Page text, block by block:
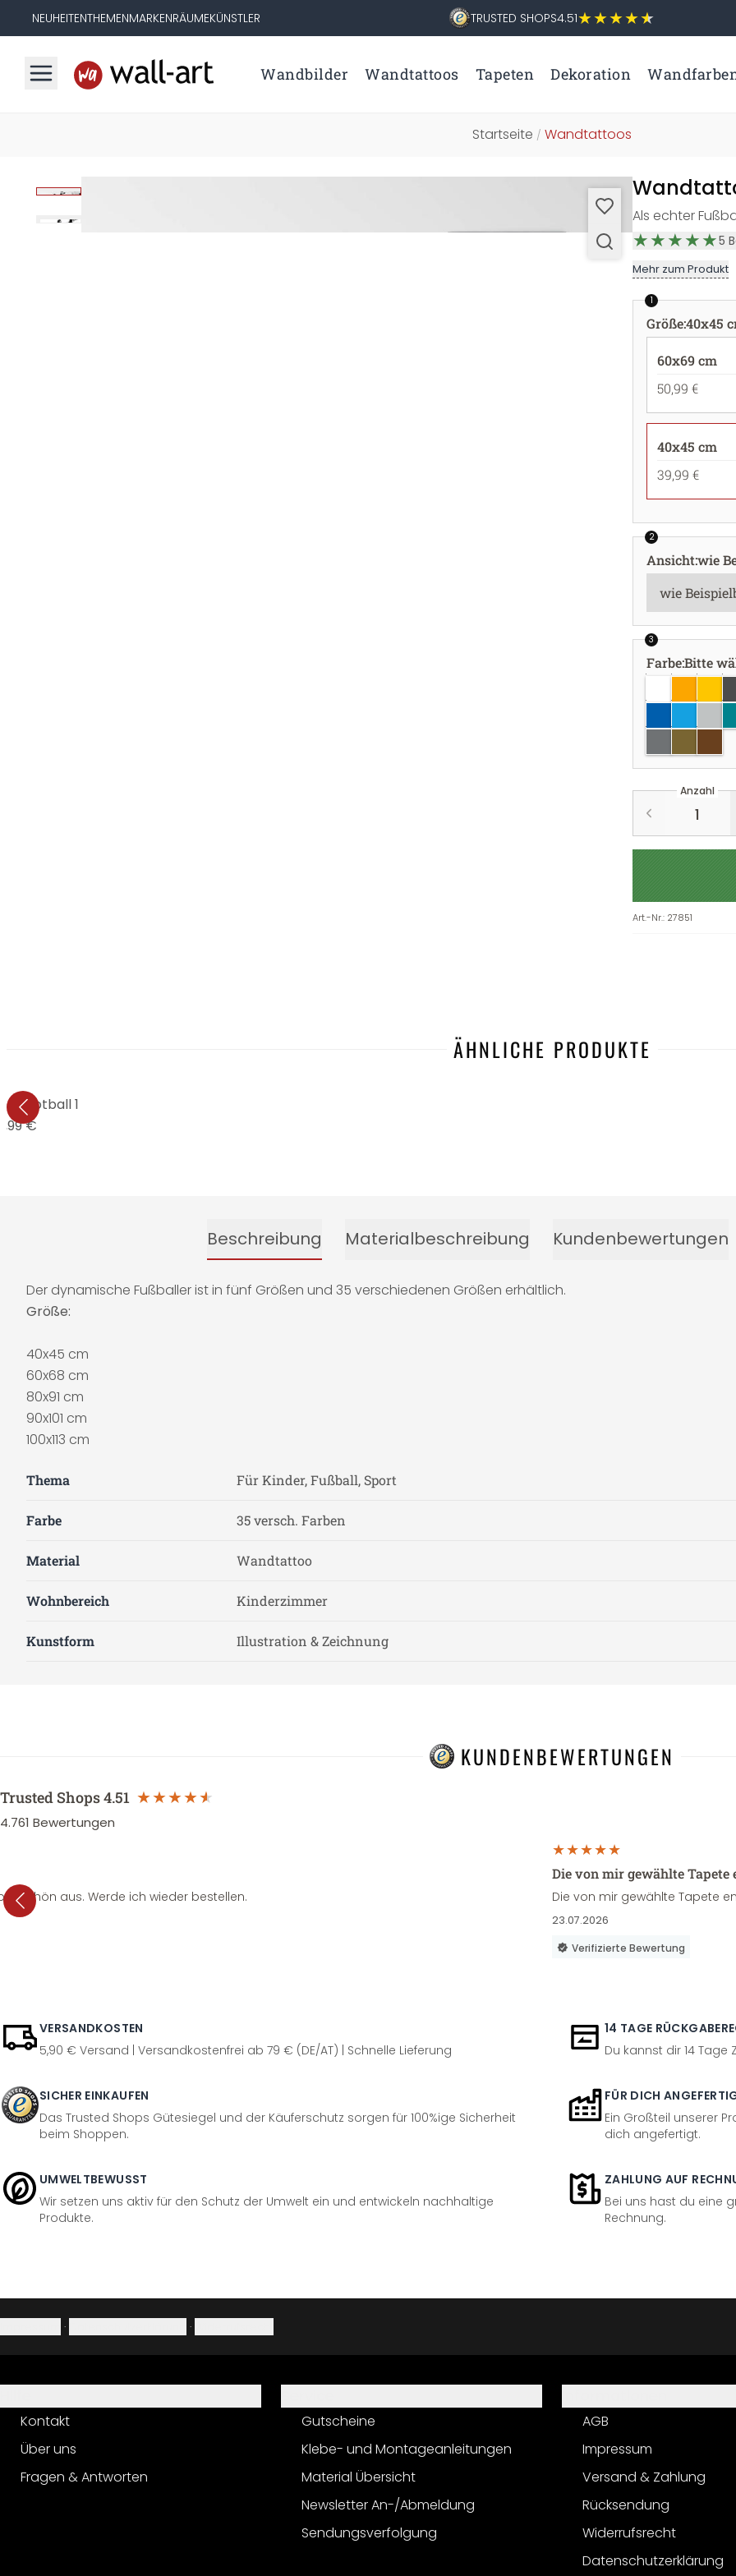
NEUHEITENTHEMENMARKENRÄUMEKÜNSTLER TRUSTED SHOPS4.51
Wandbilder Wandtattoos Tapeten Dekoration
Startseite / Wandtattoos
Als echter
5
Mehr zum Produkt
1
Größe:40x45
60x69 cm
50,99 €
40x45 cm
39,99 €
2
Ansicht:wie
3
Farbe:Bitte
Anzahl
Art.-Nr.: 27851
ÄHNLICHE PRODUKTE
Football 1
€
Beschreibung Materialbeschreibung Kundenbewertungen
Der dynamische Fußballer ist in fünf Größen und 35 verschiedenen Größen erhältlich.
Größe:
40x45 cm
60x68 cm
80x91 cm
90x101 cm
100x113 cm
Thema Für Kinder, Fußball, Sport
Farbe 35 versch. Farben
Material Wandtattoo
Wohnbereich Kinderzimmer
Kunstform Illustration & Zeichnung
KUNDENBEWERTUNGEN
Trusted Shops4.51
4.761 Bewertungen
schön aus. Werde ich wieder bestellen.
Die von mir gewählte
Die von mir gewählte Tapete
23.07.2026
Verifizierte Bewertung
VERSANDKOSTEN
5,90 € Versand | Versandkostenfrei ab 79 € (DE/AT) | Schnelle Lieferung
14 TAGE
Du kannst dir 14
SICHER EINKAUFEN
Das Trusted Shops Gütesiegel und der Käuferschutz sorgen für 100%ige Sicherheit
beim Shoppen.
FÜR DICH
Ein Großteil unserer
dich angefertigt.
UMWELTBEWUSST
Wir setzen uns aktiv für den Schutz der Umwelt ein und entwickeln nachhaltige
Produkte.
ZAHLUNG AUF
Bei uns hast du eine
Rechnung.
· ·
Kontakt
Über uns
Fragen & Antworten
Gutscheine
Klebe- und Montageanleitungen
Material Übersicht
Newsletter An-/Abmeldung
Sendungsverfolgung
AGB
Impressum
Versand & Zahlung
Rücksendung
Widerrufsrecht
Datenschutzerklärung